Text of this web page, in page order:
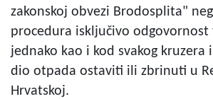
zakonskoj obvezi Brodosplita"
procedura isključivo odgovornost
jednako kao i kod svakog kruzera
dio otpada ostaviti ili zbrinuti u
Hrvatskoj.